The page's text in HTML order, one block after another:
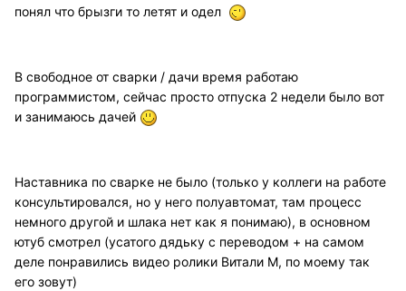
понял что брызги то летят и одел
В свободное от сварки / дачи время работаю
программистом, сейчас просто отпуска 2 недели было вот
и занимаюсь дачей
Наставника по сварке не было (только у коллеги на работе
консультировался, но у него полуавтомат, там процесс
немного другой и шлака нет как я понимаю), в основном
ютуб смотрел (усатого дядьку с переводом + на самом
деле понравились видео ролики Витали М, по моему так
его зовут)